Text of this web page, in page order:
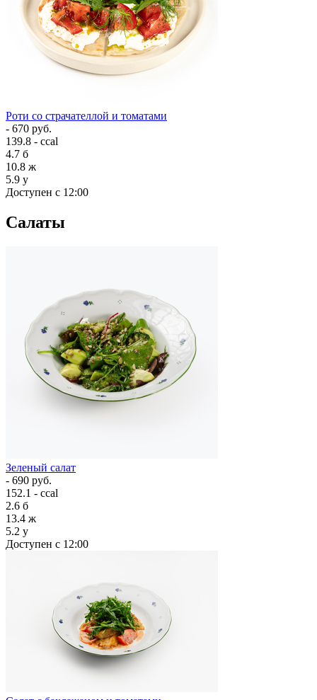
Роти со страчателлой и томатами
- 670 руб.
139.8 - ccal
4.7 б
10.8 ж
5.9 у
Доступен с 12:00
Салаты
Зеленый салат
- 690 руб.
152.1 - ccal
2.6 б
13.4 ж
5.2 у
Доступен с 12:00